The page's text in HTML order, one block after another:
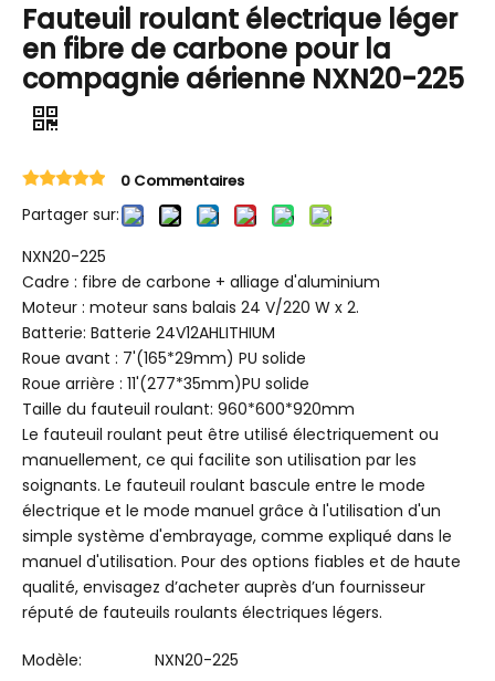
Fauteuil roulant électrique léger
en fibre de carbone pour la
compagnie aérienne NXN20-225
0 Commentaires
Partager sur:
NXN20-225
Cadre : fibre de carbone + alliage d'aluminium
Moteur : moteur sans balais 24 V/220 W x 2.
Batterie: Batterie 24V12AHLITHIUM
Roue avant : 7'(165*29mm) PU solide
Roue arrière : 11'(277*35mm)PU solide
Taille du fauteuil roulant: 960*600*920mm
Le fauteuil roulant peut être utilisé électriquement ou
manuellement, ce qui facilite son utilisation par les
soignants. Le fauteuil roulant bascule entre le mode
électrique et le mode manuel grâce à l'utilisation d'un
simple système d'embrayage, comme expliqué dans le
manuel d'utilisation. Pour des options fiables et de haute
qualité, envisagez d’acheter auprès d’un fournisseur
réputé de fauteuils roulants électriques légers.
Modèle:
NXN20-225